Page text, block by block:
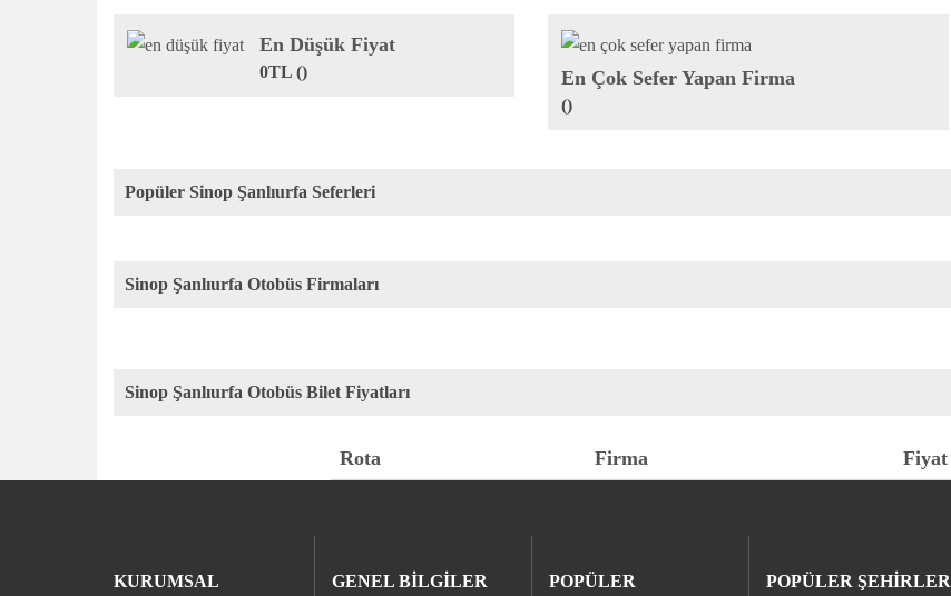
En Düşük Fiyat
0TL () En Çok Sefer Yapan Firma
()
Popüler Sinop Şanlıurfa Seferleri
Sinop Şanlıurfa Otobüs Firmaları
Sinop Şanlıurfa Otobüs Bilet Fiyatları
Rota Firma Fiyat
KURUMSAL GENEL BİLGİLER POPÜLER POPÜLER ŞEHİRLER